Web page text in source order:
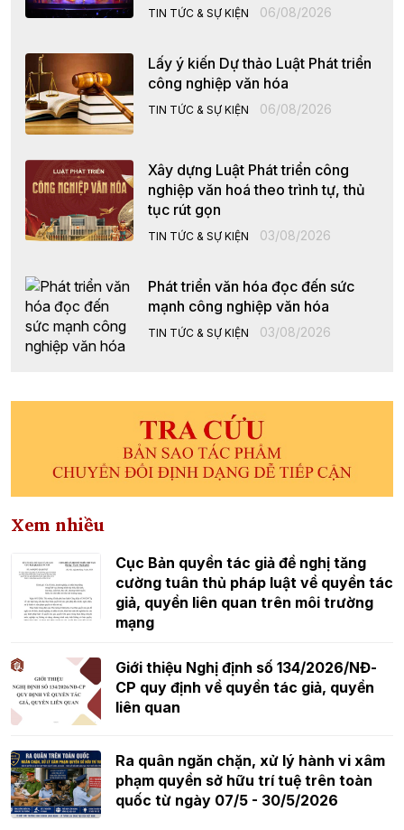
TIN TỨC & SỰ KIỆN 06/08/2026
Lấy ý kiến Dự thảo Luật Phát triển
công nghiệp văn hóa
TIN TỨC & SỰ KIỆN 06/08/2026
Xây dựng Luật Phát triển công
nghiệp văn hoá theo trình tự, thủ
tục rút gọn
TIN TỨC & SỰ KIỆN 03/08/2026
Phát triển văn hóa đọc đến sức
mạnh công nghiệp văn hóa
TIN TỨC & SỰ KIỆN 03/08/2026
Xem nhiều
Cục Bản quyền tác giả đề nghị tăng
cường tuân thủ pháp luật về quyền tác
giả, quyền liên quan trên môi trường
mạng
Giới thiệu Nghị định số 134/2026/NĐ-
CP quy định về quyền tác giả, quyền
liên quan
Ra quân ngăn chặn, xử lý hành vi xâm
phạm quyền sở hữu trí tuệ trên toàn
quốc từ ngày 07/5 - 30/5/2026